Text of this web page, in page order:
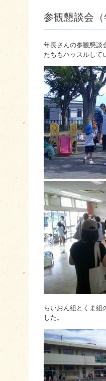
参観懇談会
年長さんの参観懇談
たちもハッスルして
らいおん組とくま組
した。